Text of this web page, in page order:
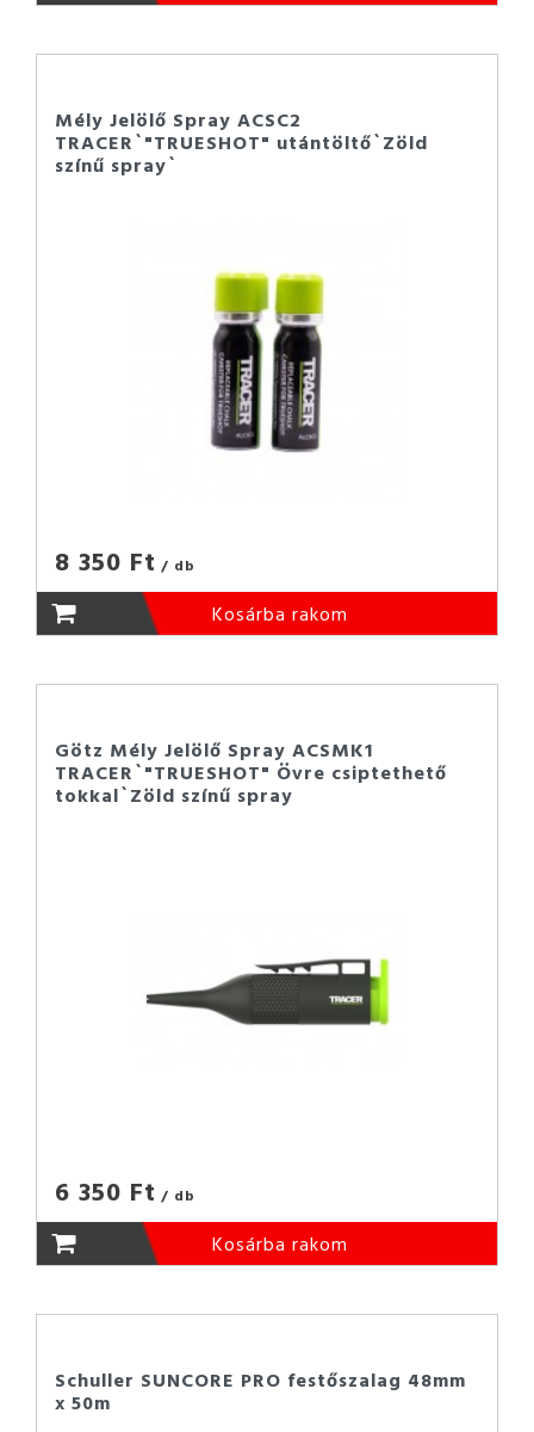
Mély Jelölő Spray ACSC2
TRACER`"TRUESHOT" utántöltő`Zöld
színű spray`
8 350 Ft / db
Kosárba rakom
Götz Mély Jelölő Spray ACSMK1
TRACER`"TRUESHOT" Övre csiptethető
tokkal`Zöld színű spray
6 350 Ft / db
Kosárba rakom
Schuller SUNCORE PRO festőszalag 48mm
x 50m